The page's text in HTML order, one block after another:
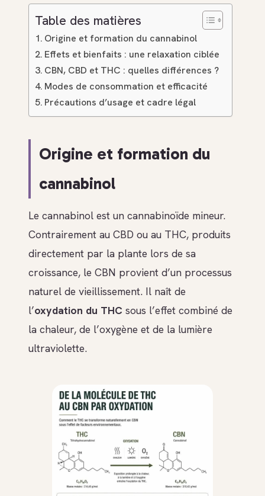
Table des matières
Origine et formation du cannabinol
Effets et bienfaits : une relaxation ciblée
CBN, CBD et THC : quelles différences ?
Modes de consommation et efficacité
Précautions d’usage et cadre légal
Origine et formation du
cannabinol
Le cannabinol est un cannabinoïde mineur.
Contrairement au CBD ou au THC, produits
directement par la plante lors de sa
croissance, le CBN provient d’un processus
naturel de vieillissement. Il naît de
l’oxydation du THC sous l’effet combiné de
la chaleur, de l’oxygène et de la lumière
ultraviolette.